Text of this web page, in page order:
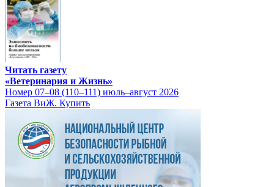
Читать газету
«Ветеринария и Жизнь»
Номер 07–08 (110–111) июль–август 2026
Газета ВиЖ. Купить